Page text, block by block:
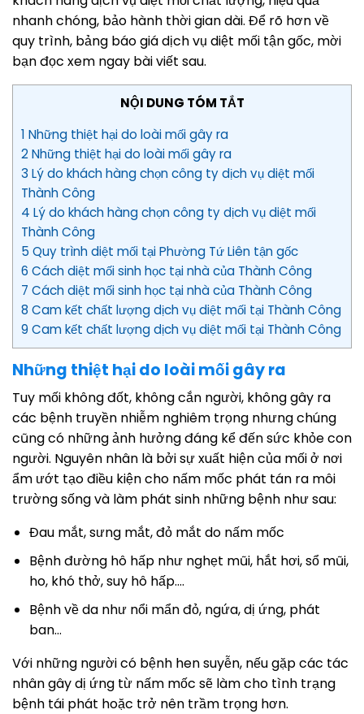
nhanh chóng, bảo hành thời gian dài. Để rõ hơn về
quy trình, bảng báo giá dịch vụ diệt mối tận gốc, mời
bạn đọc xem ngay bài viết sau.
NỘI DUNG TÓM TẮT
1 Những thiệt hại do loài mối gây ra
2 Những thiệt hại do loài mối gây ra
3 Lý do khách hàng chọn công ty dịch vụ diệt mối
Thành Công
4 Lý do khách hàng chọn công ty dịch vụ diệt mối
Thành Công
5 Quy trình diệt mối tại Phường Tứ Liên tận gốc
6 Cách diệt mối sinh học tại nhà của Thành Công
7 Cách diệt mối sinh học tại nhà của Thành Công
8 Cam kết chất lượng dịch vụ diệt mối tại Thành Công
9 Cam kết chất lượng dịch vụ diệt mối tại Thành Công
Những thiệt hại do loài mối gây ra
Tuy mối không đốt, không cắn người, không gây ra
các bệnh truyền nhiễm nghiêm trọng nhưng chúng
cũng có những ảnh hưởng đáng kể đến sức khỏe con
người. Nguyên nhân là bởi sự xuất hiện của mối ở nơi
ẩm ướt tạo điều kiện cho nấm mốc phát tán ra môi
trường sống và làm phát sinh những bệnh như sau:
Đau mắt, sưng mắt, đỏ mắt do nấm mốc
Bệnh đường hô hấp như nghẹt mũi, hắt hơi, sổ mũi,
ho, khó thở, suy hô hấp….
Bệnh về da như nổi mẩn đỏ, ngứa, dị ứng, phát
ban…
Với những người có bệnh hen suyễn, nếu gặp các tác
nhân gây dị ứng từ nấm mốc sẽ làm cho tình trạng
bệnh tái phát hoặc trở nên trầm trọng hơn.